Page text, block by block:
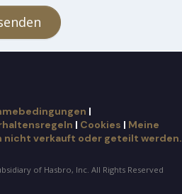
|
| Cookies | Meine
nicht verkauft oder geteilt werden.
of Hasbro, Inc. All Rights Reserved